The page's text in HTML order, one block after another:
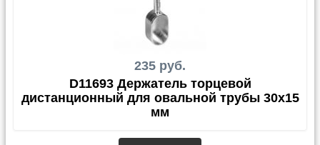
235 руб.
D11693 Держатель торцевой
дистанционный для овальной трубы 30х15
мм